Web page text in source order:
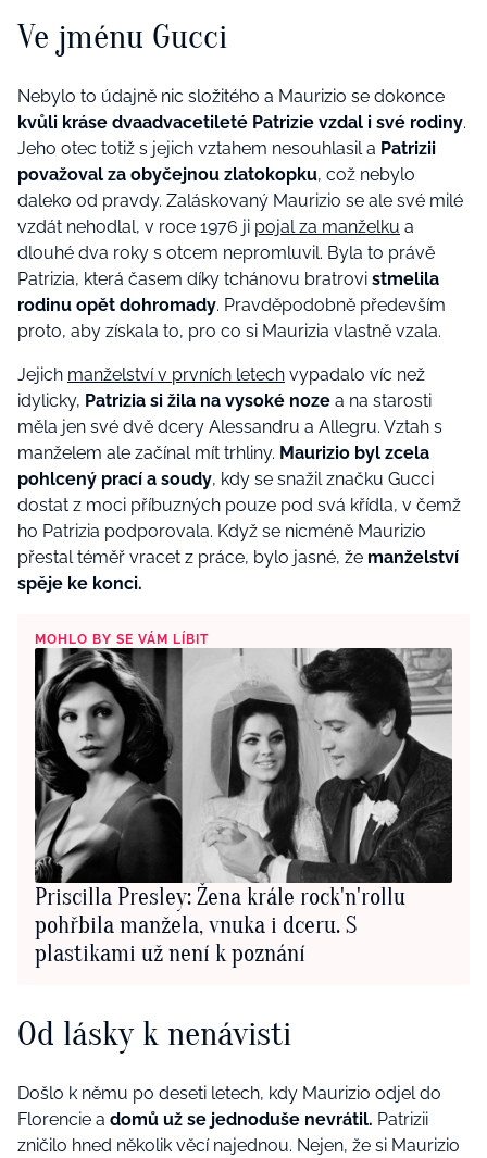
Ve jménu Gucci
Nebylo to údajně nic složitého a Maurizio se dokonce
kvůli kráse dvaadvacetileté Patrizie vzdal i své rodiny.
Jeho otec totiž s jejich vztahem nesouhlasil a Patrizii
považoval za obyčejnou zlatokopku, což nebylo
daleko od pravdy. Zaláskovaný Maurizio se ale své milé
vzdát nehodlal, v roce 1976 ji pojal za manželku a
dlouhé dva roky s otcem nepromluvil. Byla to právě
Patrizia, která časem díky tchánovu bratrovi stmelila
rodinu opět dohromady. Pravděpodobně především
proto, aby získala to, pro co si Maurizia vlastně vzala.
Jejich manželství v prvních letech vypadalo víc než
idylicky, Patrizia si žila na vysoké noze a na starosti
měla jen své dvě dcery Alessandru a Allegru. Vztah s
manželem ale začínal mít trhliny. Maurizio byl zcela
pohlcený prací a soudy, kdy se snažil značku Gucci
dostat z moci příbuzných pouze pod svá křídla, v čemž
ho Patrizia podporovala. Když se nicméně Maurizio
přestal téměř vracet z práce, bylo jasné, že manželství
spěje ke konci.
MOHLO BY SE VÁM LÍBIT
Priscilla Presley: Žena krále rock'n'rollu
pohřbila manžela, vnuka i dceru. S
plastikami už není k poznání
Od lásky k nenávisti
Došlo k němu po deseti letech, kdy Maurizio odjel do
Florencie a domů už se jednoduše nevrátil. Patrizii
zničilo hned několik věcí najednou. Nejen, že si Maurizio